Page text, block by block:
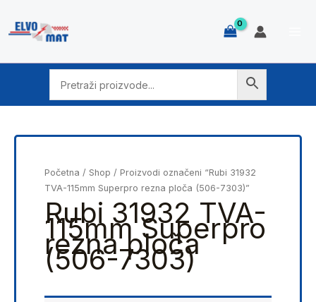
content
Početna / Shop / Proizvodi označeni “Rubi 31932
TVA-115mm Superpro rezna ploča (506-7303)”
Rubi 31932 TVA-
115mm Superpro
rezna ploča
(506-7303)